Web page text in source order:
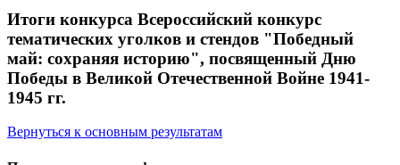
Итоги конкурса Всероссийский конкурс
тематических уголков и стендов "Победный
май: сохраняя историю", посвященный Дню
Победы в Великой Отечественной Войне 1941-
1945 гг.
Вернуться к основным результатам